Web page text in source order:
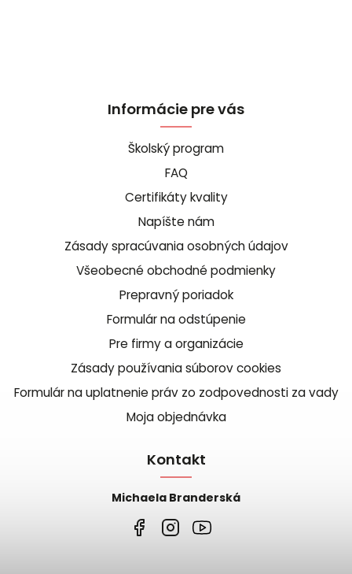
Informácie pre vás
Školský program
FAQ
Certifikáty kvality
Napíšte nám
Zásady spracúvania osobných údajov
Všeobecné obchodné podmienky
Prepravný poriadok
Formulár na odstúpenie
Pre firmy a organizácie
Zásady používania súborov cookies
Formulár na uplatnenie práv zo zodpovednosti za vady
Moja objednávka
Kontakt
Michaela Branderská